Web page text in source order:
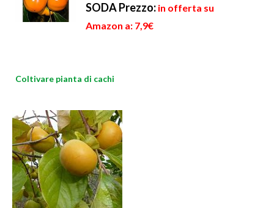
SODAPrezzo: in offerta su
Amazon a: 7,9€
Coltivare pianta di cachi